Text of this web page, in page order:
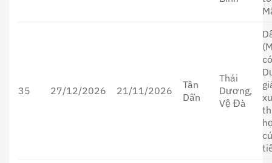
35 27/12/2026 21/11/2026
Tân
Dần
Thái
Dương,
Vệ Đà